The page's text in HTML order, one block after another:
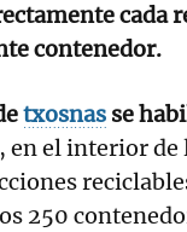
cada
contenedor.
txosnas se
, en el interior de
250